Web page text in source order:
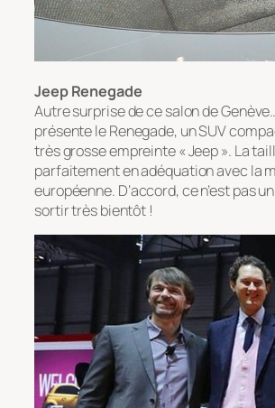
Jeep Renegade
Autre surprise de ce salon de
présente le Renegade, un SUV
très grosse empreinte « Jeep ». La
parfaitement en adéquation avec la
européenne. D’accord, ce n’est pas
sortir très bientôt !